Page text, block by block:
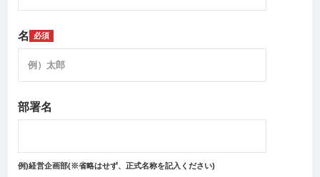
名 必須
部署名
例)経営企画部(※省略はせず、正式名称を記入ください)